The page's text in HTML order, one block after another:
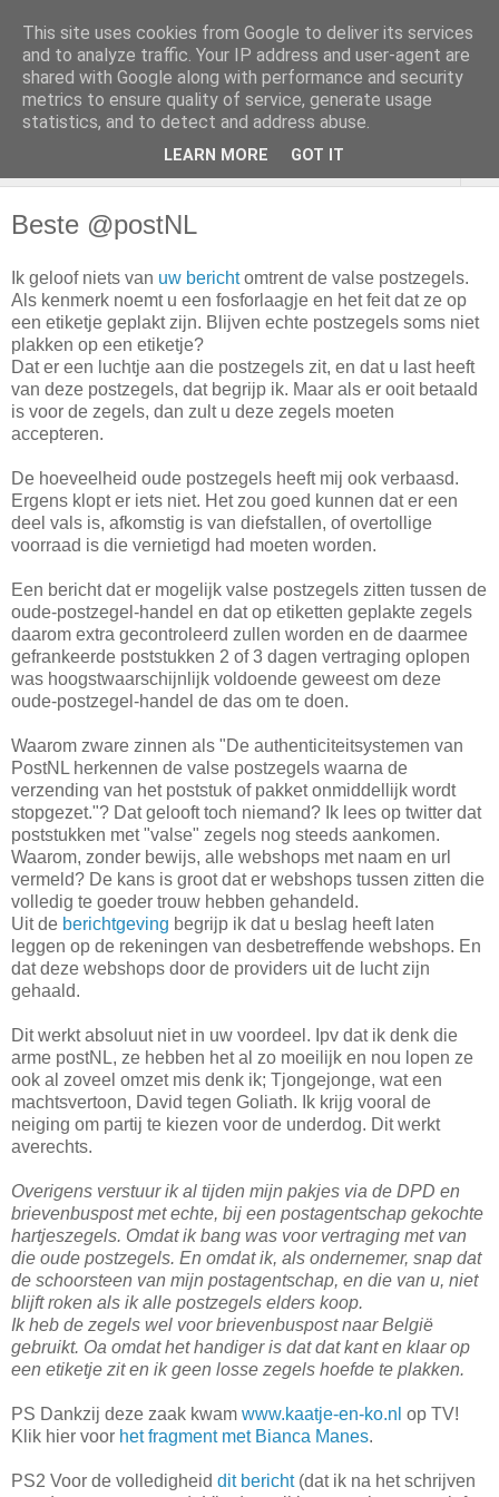
Beste @postNL
Ik geloof niets van uw berichtomtrent de valse postzegels.
Als kenmerk noemt u een fosforlaagje en het feit dat ze op
een etiketje geplakt zijn. Blijven echte postzegels soms niet
plakken op een etiketje?
Dat er een luchtje aan die postzegels zit, en dat u last heeft
van deze postzegels, dat begrijp ik. Maar als er ooit betaald
is voor de zegels, dan zult u deze zegels moeten
accepteren.
De hoeveelheid oude postzegels heeft mij ook verbaasd.
Ergens klopt er iets niet. Het zou goed kunnen dat er een
deel vals is, afkomstig is van diefstallen, of overtollige
voorraad is die vernietigd had moeten worden.
Een bericht dat er mogelijk valse postzegels zitten tussen de
oude-postzegel-handel en dat op etiketten geplakte zegels
daarom extra gecontroleerd zullen worden en de daarmee
gefrankeerde poststukken 2 of 3 dagen vertraging oplopen
was hoogstwaarschijnlijk voldoende geweest om deze
oude-postzegel-handel de das om te doen.
Waarom zware zinnen als "De authenticiteitsystemen van
PostNL herkennen de valse postzegels waarna de
verzending van het poststuk of pakket onmiddellijk wordt
stopgezet."? Dat gelooft toch niemand? Ik lees op twitter dat
poststukken met "valse" zegels nog steeds aankomen.
Waarom, zonder bewijs, alle webshops met naam en url
vermeld? De kans is groot dat er webshops tussen zitten die
volledig te goeder trouw hebben gehandeld.
Uit de berichtgeving begrijp ik dat u beslag heeft laten
leggen op de rekeningen van desbetreffende webshops. En
dat deze webshops door de providers uit de lucht zijn
gehaald.
Dit werkt absoluut niet in uw voordeel. Ipv dat ik denk die
arme postNL, ze hebben het al zo moeilijk en nou lopen ze
ook al zoveel omzet mis denk ik; Tjongejonge, wat een
machtsvertoon, David tegen Goliath. Ik krijg vooral de
neiging om partij te kiezen voor de underdog. Dit werkt
averechts.
Overigens verstuur ik al tijden mijn pakjes via de DPD en
brievenbuspost met echte, bij een postagentschap gekochte
hartjeszegels. Omdat ik bang was voor vertraging met van
die oude postzegels. En omdat ik, als ondernemer, snap dat
de schoorsteen van mijn postagentschap, en die van u, niet
blijft roken als ik alle postzegels elders koop.
Ik heb de zegels wel voor brievenbuspost naar België
gebruikt. Oa omdat het handiger is dat dat kant en klaar op
een etiketje zit en ik geen losse zegels hoefde te plakken.
PS Dankzij deze zaak kwam www.kaatje-en-ko.nl op TV!
Klik hier voor het fragment met Bianca Manes.
PS2 Voor de volledigheid dit bericht(dat ik na het schrijven
This site uses cookies from Google to deliver its services
and to analyze traffic. Your IP address and user-agent are
shared with Google along with performance and security
metrics to ensure quality of service, generate usage
statistics, and to detect and address abuse.
LEARN MORE GOT IT